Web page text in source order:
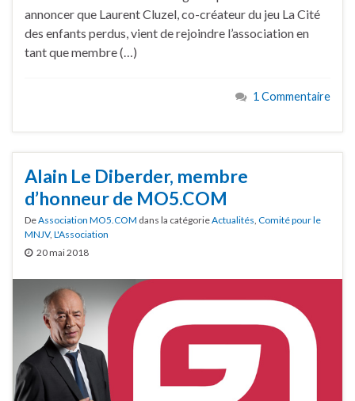
annoncer que Laurent Cluzel, co-créateur du jeu La Cité
des enfants perdus, vient de rejoindre l’association en
tant que membre (…)
1 Commentaire
Alain Le Diberder, membre
d’honneur de MO5.COM
DeAssociation MO5.COM dans la catégorieActualités, Comité pour le
MNJV, L'Association
20 mai 2018